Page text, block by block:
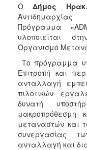
(Κ.Α.Π.Η.)
Κέντρα
Δημιουργικής
Απασχόλησης
(Κ.Δ.Α.Π.)
Κέντρα
Ημερήσιας
Φροντίδας
Ηλικιωμένων
(Κ.Η.Φ.Η.)
Κ.Δ.Α.Π.Α.μεΑ.
ΟΔήμος
Πρόγραμμα
υλοποιείται
Οργανισμό
Το πρόγραμμα
Επιτροπή και
ανταλλαγή
πιλοτικών
δυνατή
μακροπρόθεσμη
μεταναστών και
συνεργασίας
ανταλλαγή και